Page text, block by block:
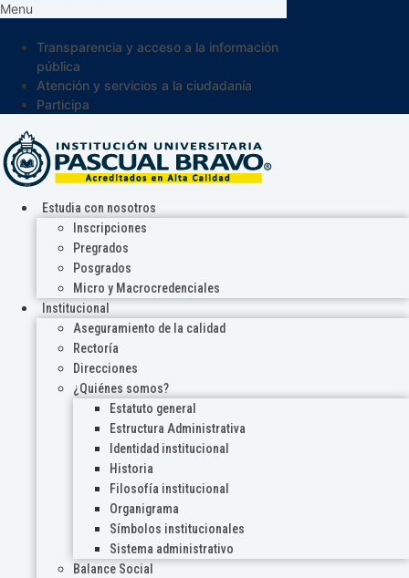
Menu
Transparencia y acceso a la información
pública
Atención y servicios a la ciudadanía
Participa
Estudia con nosotros
Inscripciones
Pregrados
Posgrados
Micro y Macrocredenciales
Institucional
Aseguramiento de la calidad
Rectoría
Direcciones
¿Quiénes somos?
Estatuto general
Estructura Administrativa
Identidad institucional
Historia
Filosofía institucional
Organigrama
Símbolos institucionales
Sistema administrativo
Balance Social